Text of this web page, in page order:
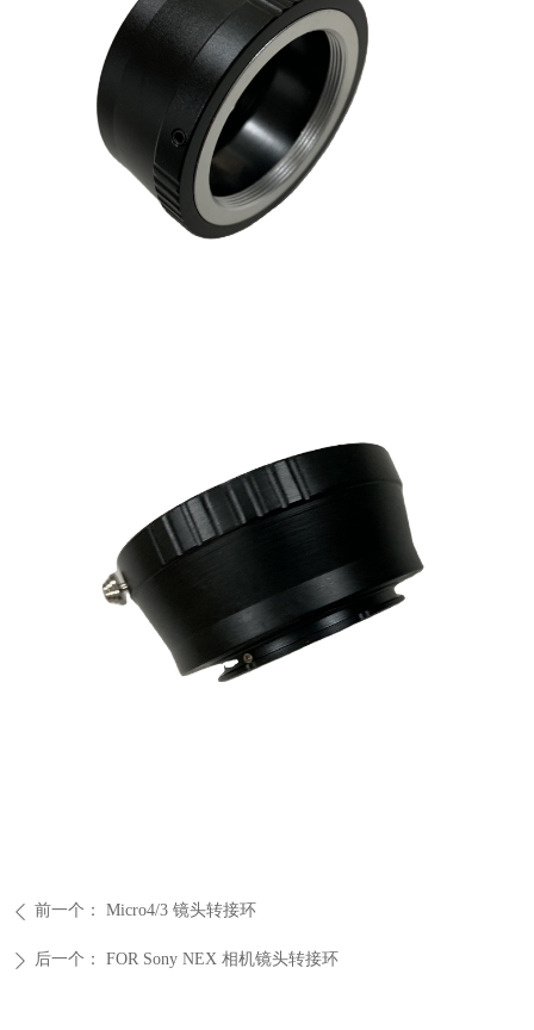
ꄴ 前一个： Micro4/3 镜头转接环
ꄲ 后一个： FOR Sony NEX 相机镜头转接环